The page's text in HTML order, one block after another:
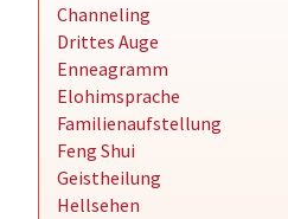
Channeling
Drittes Auge
Enneagramm
Elohimsprache
Familienaufstellung
Feng Shui
Geistheilung
Hellsehen